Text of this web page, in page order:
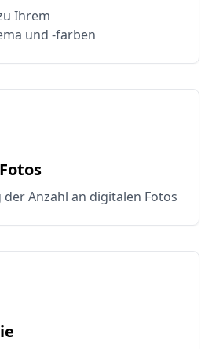
Ihrem
und -farben
der Anzahl an digitalen Fotos